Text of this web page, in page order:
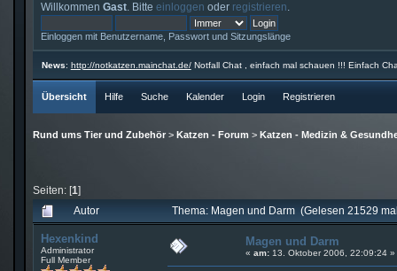
Willkommen Gast. Bitte einloggen oder registrieren
Einloggen mit Benutzername, Passwort und Sitzungslänge
News: http://notkatzen.mainchat.de/Notfall Chat , einfach mal schauen !!! Einfach
Übersicht Hilfe Suche Kalender Login Registrieren
Rund ums Tier und Zubehör> Katzen - Forum > Katzen - Medizin &
Seiten: [1]
Autor
Thema: Magen und Darm (Gelesen 21529
Hexenkind
Administrator
Full Member
Magen und Darm
« am:13. Oktober 2006, 22:09:24 »